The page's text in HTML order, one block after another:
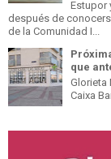
Estupor
después de
de la Comunidad I...
que
Glorieta
Caixa